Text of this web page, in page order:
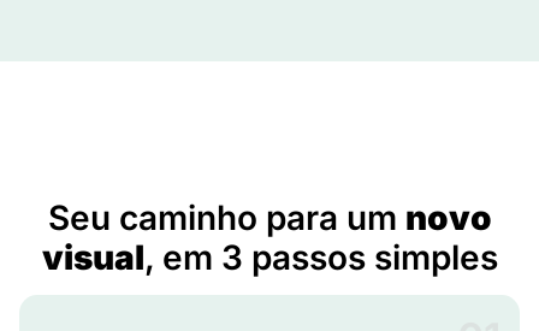
Seu caminho para um novo
visual, em 3 passos simples